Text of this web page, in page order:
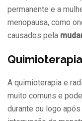
permanente e a
menopausa, como
causados pela
A quimioterapia e
muito comuns e
durante ou logo